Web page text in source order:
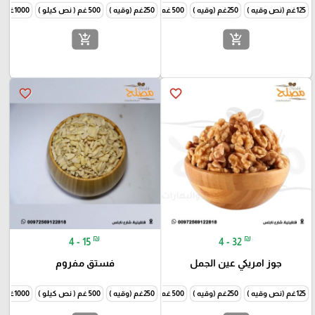
125غم (نص وقيه ) 250غم (وقيه ) 500 غم ( نص كيلو ) 1000غم (كيلو )
add_shopping_cart
250غم (وقيه ) 500 غم ( نص كيلو ) 1000غم (كيلو )
add_shopping_cart
favorite_border
4 - 32 ₪
جوز امريكي عين الجمل
125غم (نص وقيه ) 250غم (وقيه ) 500 غم ( نص كيلو ) 1000غم (كيلو )
favorite_border
4 - 15 ₪
فستق مفروم
250غم (وقيه ) 500 غم ( نص كيلو ) 1000غم (كيلو )